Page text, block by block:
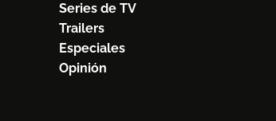
Series de TV
Trailers
Especiales
Opinión